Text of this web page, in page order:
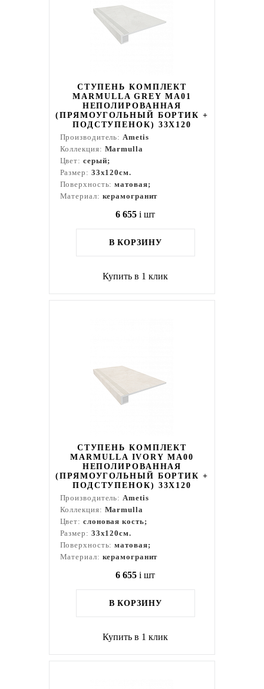
СТУПЕНЬ КОМПЛЕКТ
MARMULLA GREY MA01
НЕПОЛИРОВАННАЯ
(ПРЯМОУГОЛЬНЫЙ БОРТИК +
ПОДСТУПЕНОК) 33X120
Производитель:Ametis
Коллекция: Marmulla
Цвет: серый;
Размер: 33x120см.
Поверхность:матовая;
Материал: керамогранит
6 655 i шт
В КОРЗИНУ
Купить в 1 клик
СТУПЕНЬ КОМПЛЕКТ
MARMULLA IVORY MA00
НЕПОЛИРОВАННАЯ
(ПРЯМОУГОЛЬНЫЙ БОРТИК +
ПОДСТУПЕНОК) 33X120
Производитель:Ametis
Коллекция: Marmulla
Цвет: слоновая кость;
Размер: 33x120см.
Поверхность:матовая;
Материал: керамогранит
6 655 i шт
В КОРЗИНУ
Купить в 1 клик